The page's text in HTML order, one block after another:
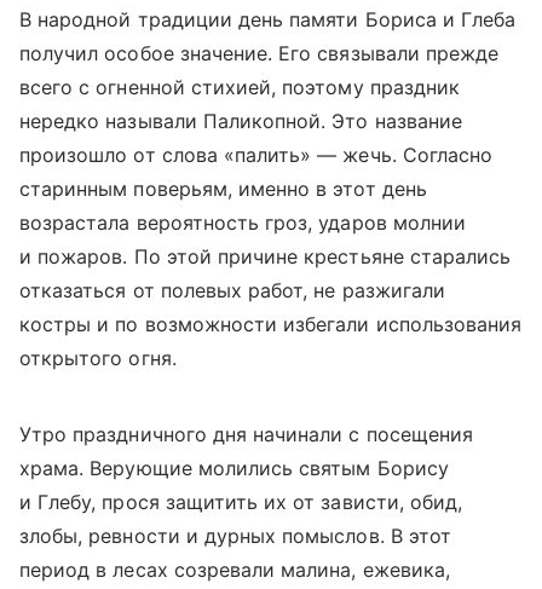
В народной традиции день памяти Бориса и Глеба
получил особое значение. Его связывали прежде
всего с огненной стихией, поэтому праздник
нередко называли Паликопной. Это название
произошло от слова «палить» — жечь. Согласно
старинным поверьям, именно в этот день
возрастала вероятность гроз, ударов молнии
и пожаров. По этой причине крестьяне старались
отказаться от полевых работ, не разжигали
костры и по возможности избегали использования
открытого огня.
Утро праздничного дня начинали с посещения
храма. Верующие молились святым Борису
и Глебу, прося защитить их от зависти, обид,
злобы, ревности и дурных помыслов. В этот
период в лесах созревали малина, ежевика,